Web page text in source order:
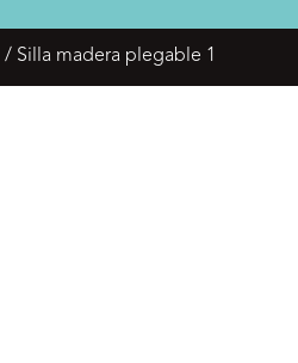
/ Silla madera plegable 1